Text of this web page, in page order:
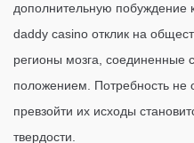
дополнительную побуждение
daddy casino отклик на
регионы мозга, соединенные
положением. Потребность не
превзойти их исходы
твердости.